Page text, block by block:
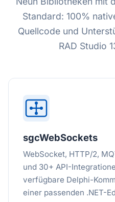
Standard: 100%
Quellcode und
RAD Studio
sgcWebSockets
WebSocket, HTTP/2,
und 30+ API-
verfügbare Delphi-
einer passenden .NET-